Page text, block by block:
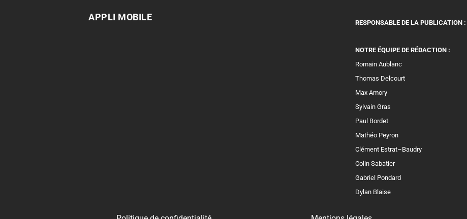
APPLI MOBILE
RESPONSABLE DE LA PUBLICATION :
NOTRE ÉQUIPE DE RÉDACTION :
Romain Aublanc
Thomas Delcourt
Max Amory
Sylvain Gras
Paul Bordet
Mathéo Peyron
Clément Estrat–Baudry
Colin Sabatier
Gabriel Pondard
Dylan Blaise